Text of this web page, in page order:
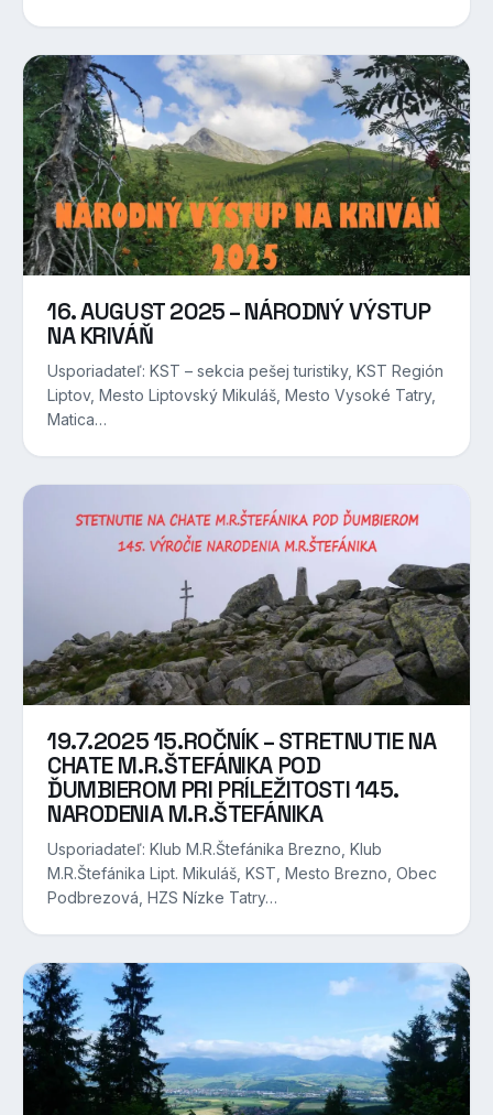
16. AUGUST 2025 – NÁRODNÝ VÝSTUP
NA KRIVÁŇ
Usporiadateľ: KST – sekcia pešej turistiky, KST Región
Liptov, Mesto Liptovský Mikuláš, Mesto Vysoké Tatry,
Matica…
19.7.2025 15.ROČNÍK – STRETNUTIE NA
CHATE M.R.ŠTEFÁNIKA POD
ĎUMBIEROM PRI PRÍLEŽITOSTI 145.
NARODENIA M.R.ŠTEFÁNIKA
Usporiadateľ: Klub M.R.Štefánika Brezno, Klub
M.R.Štefánika Lipt. Mikuláš, KST, Mesto Brezno, Obec
Podbrezová, HZS Nízke Tatry…